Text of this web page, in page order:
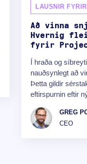
LAUSNIR
Að vinna
Hvernig
fyrir
Í hraða og
nauðsynlegt að
Þetta gildir
eftirspurnin eftir
GREG
CEO